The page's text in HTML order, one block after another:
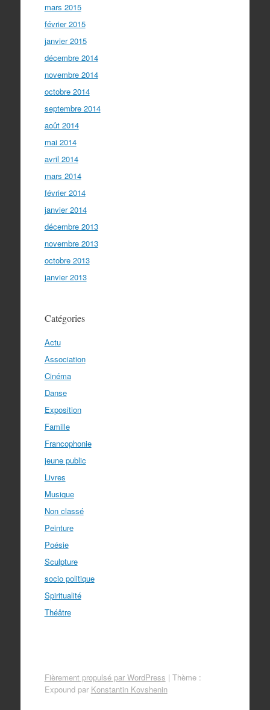
mars 2015
février 2015
janvier 2015
décembre 2014
novembre 2014
octobre 2014
septembre 2014
août 2014
mai 2014
avril 2014
mars 2014
février 2014
janvier 2014
décembre 2013
novembre 2013
octobre 2013
janvier 2013
Catégories
Actu
Association
Cinéma
Danse
Exposition
Famille
Francophonie
jeune public
Livres
Musique
Non classé
Peinture
Poésie
Sculpture
socio politique
Spiritualité
Théâtre
Fièrement propulsé par WordPress | Thème :
Expound par Konstantin Kovshenin